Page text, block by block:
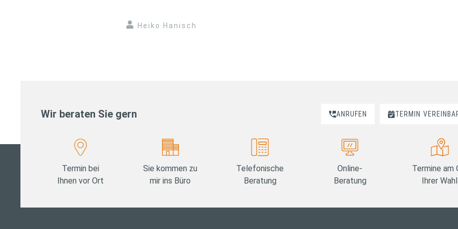
Heiko Hanisch
Wir beraten Sie gern ANRUFEN TERMIN
Termin bei
Ihnen vor Ort
Sie kommen zu
mir ins Büro
Telefonische
Beratung
Online-
Beratung
Termine am
Ihrer Wahl